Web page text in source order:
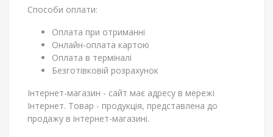
Способи оплати:
Оплата при отриманні
Онлайн-оплата картою
Оплата в терміналі
Безготівковій розрахунок
Інтернет-магазин - сайт має адресу в мережі
Інтернет. Товар - продукція, представлена ​​до
продажу в інтернет-магазині.